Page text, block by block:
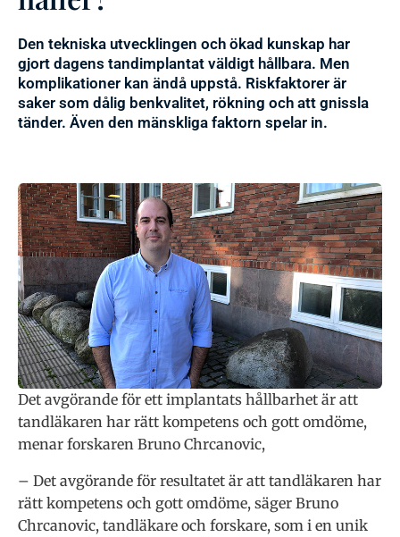
Den tekniska utvecklingen och ökad kunskap har
gjort dagens tandimplantat väldigt hållbara. Men
komplikationer kan ändå uppstå. Riskfaktorer är
saker som dålig benkvalitet, rökning och att gnissla
tänder. Även den mänskliga faktorn spelar in.
Det avgörande för ett implantats hållbarhet är att
tandläkaren har rätt kompetens och gott omdöme,
menar forskaren Bruno Chrcanovic,
– Det avgörande för resultatet är att tandläkaren har
rätt kompetens och gott omdöme, säger Bruno
Chrcanovic, tandläkare och forskare, som i en unik